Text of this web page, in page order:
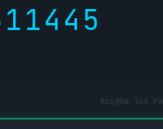
Asigna los